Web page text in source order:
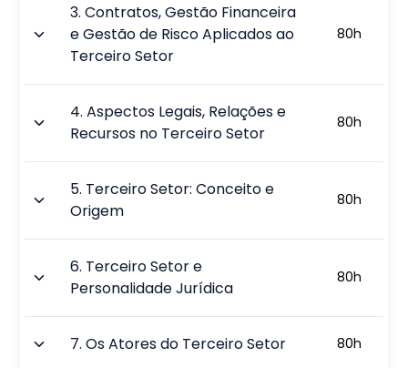
3.Contratos, Gestão Financeira
e Gestão de Risco Aplicados ao
Terceiro Setor
80h
4.Aspectos Legais, Relações e
Recursos no Terceiro Setor
80h
5. Terceiro Setor: Conceito e
Origem
80h
6. Terceiro Setor e
Personalidade Jurídica
80h
7.Os Atores do Terceiro Setor 80h